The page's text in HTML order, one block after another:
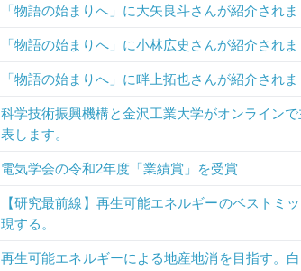
「物語の始まりへ」に大矢良斗さんが紹介されま
「物語の始まりへ」に小林広史さんが紹介されま
「物語の始まりへ」に畔上拓也さんが紹介されま
科学技術振興機構と金沢工業大学がオンライン
表します。
電気学会の令和2年度「業績賞」を受賞
【研究最前線】再生可能エネルギーのベストミ
現する。
再生可能エネルギーによる地産地消を目指す。